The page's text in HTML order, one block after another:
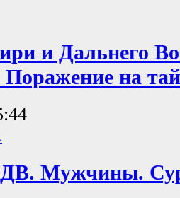
и Дальнего
на
Мужчины.